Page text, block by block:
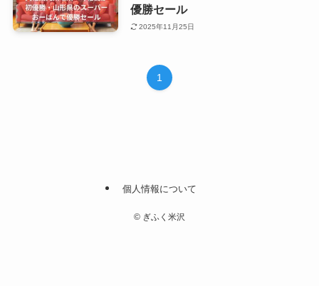
優勝セール
2025年11月25日
1
個人情報について
© ぎふく米沢